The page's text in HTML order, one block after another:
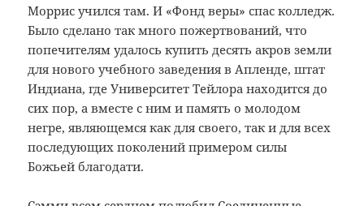
Моррис учился там. И «Фонд веры» спас колледж.
Было сделано так много пожертвований, что
попечителям удалось купить десять акров земли
для нового учебного заведения в Апленде, штат
Индиана, где Университет Тейлора находится до
сих пор, а вместе с ним и память о молодом
негре, являющемся как для своего, так и для всех
последующих поколений примером силы
Божьей благодати.